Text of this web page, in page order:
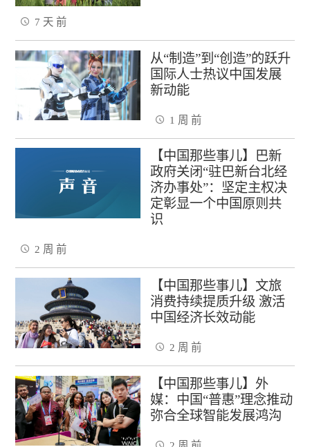
7 天 前
从“制造”到“创造”的跃升
国际人士热议中国发展
新动能
1 周 前
【中国那些事儿】巴新
政府关闭“驻巴新台北经
济办事处”：坚定主权决
定彰显一个中国原则共
识
2 周 前
【中国那些事儿】文旅
消费持续提质升级 激活
中国经济长效动能
2 周 前
【中国那些事儿】外
媒：中国“普惠”理念推动
弥合全球智能发展鸿沟